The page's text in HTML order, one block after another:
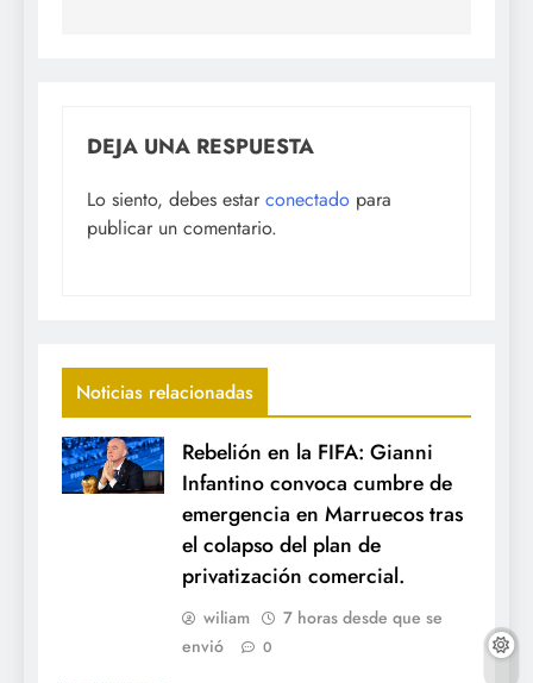
DEJA UNA RESPUESTA
Lo siento, debes estar conectado para
publicar un comentario.
Noticias relacionadas
Rebelión en la FIFA: Gianni
Infantino convoca cumbre de
emergencia en Marruecos tras
el colapso del plan de
privatización comercial.
wiliam
7 horas desde que se
envió
0